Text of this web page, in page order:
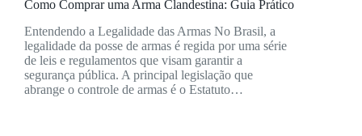
Como Comprar uma Arma Clandestina: Guia Prático
Entendendo a Legalidade das Armas No Brasil, a
legalidade da posse de armas é regida por uma série
de leis e regulamentos que visam garantir a
segurança pública. A principal legislação que
abrange o controle de armas é o Estatuto…